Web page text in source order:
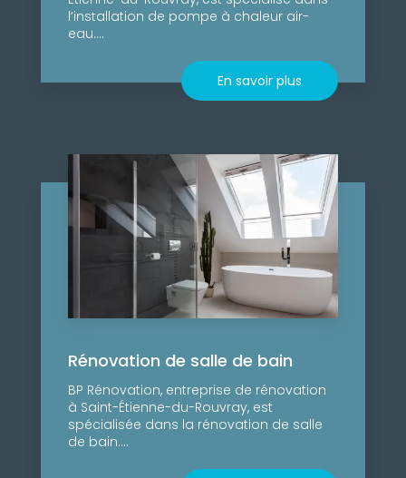
l’installation de pompe à chaleur air-
eau....
En savoir plus
Rénovation de salle de bain
BP Rénovation, entreprise de rénovation
à Saint-Étienne-du-Rouvray, est
spécialisée dans la rénovation de salle
de bain....